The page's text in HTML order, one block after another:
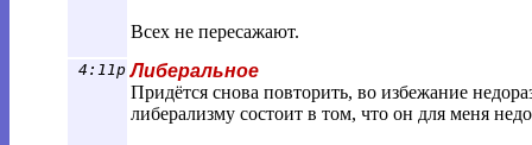
Всех не пересажают.
4:11p Либеральное
Придётся снова повторить, во избежание
либерализму состоит в том, что он для меня